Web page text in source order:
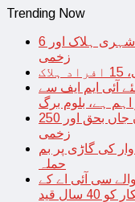
Trending Now
اسرائیل میں میزائل لگنے سے بھارتی شہری ہلاک اور 6
زخمی
آئی ایم ایف سے
اہم ہے، بلوم برگ
بھارت میں مدرسہ مسمار؛ 4 مسلمان جاں بحق اور 250
زخمی
کی گاڑی پر بم
حملہ
سی آئی اے کے
سال قید